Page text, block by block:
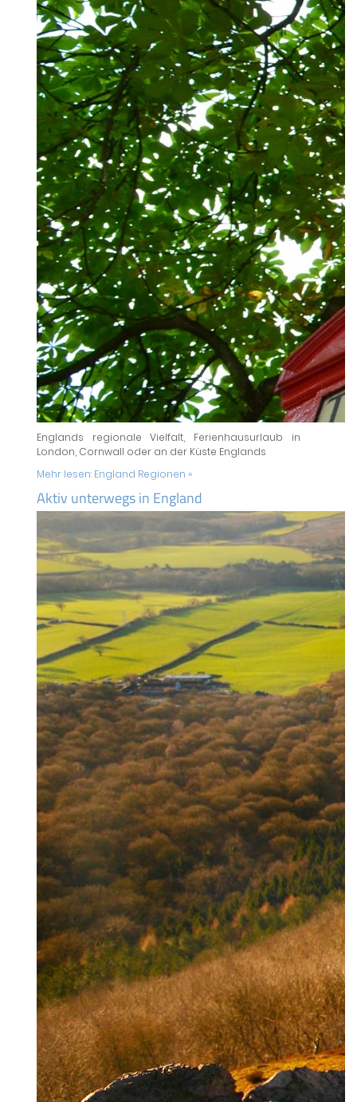
Englands regionale Vielfalt, Ferienhausurlaub in
London, Cornwall oder an der Küste Englands
Mehr lesen: England Regionen »
Aktiv unterwegs in England